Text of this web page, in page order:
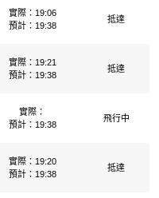
實際：19:06
預計：19:38
抵達
實際：19:21
預計：19:38
抵達
實際：
預計：19:38
飛行中
實際：19:20
預計：19:38
抵達